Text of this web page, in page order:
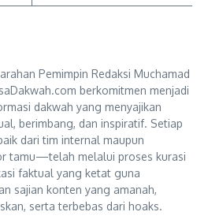
Pemimpin Redaksi Muchamad
berkomitmen menjadi
dakwah yang menyajikan
berimbang, dan inspiratif. Setiap
dari tim internal maupun
tamu—telah melalui proses kurasi
faktual yang ketat guna
sajian konten yang amanah,
serta terbebas dari hoaks.